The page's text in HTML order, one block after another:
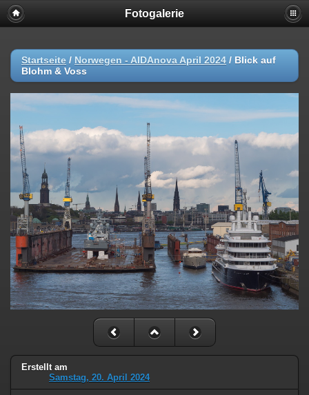
Fotogalerie
Startseite / Norwegen - AIDAnova April 2024 / Blick auf
Blohm & Voss
Erstellt am
Samstag, 20. April 2024